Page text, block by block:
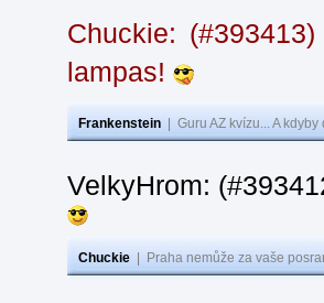
Chuckie:
lampas!
Frankenstein Guru AZ kvízu... A
VelkyHrom:
Chuckie Praha nemůže za vaše